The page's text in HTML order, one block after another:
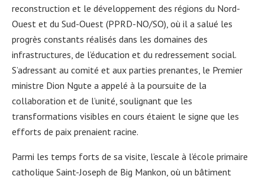
reconstruction et le développement des régions du Nord-
Ouest et du Sud-Ouest (PPRD-NO/SO), où il a salué les
progrès constants réalisés dans les domaines des
infrastructures, de l’éducation et du redressement social.
S’adressant au comité et aux parties prenantes, le Premier
ministre Dion Ngute a appelé à la poursuite de la
collaboration et de l’unité, soulignant que les
transformations visibles en cours étaient le signe que les
efforts de paix prenaient racine.
Parmi les temps forts de sa visite, l’escale à l’école primaire
catholique Saint-Joseph de Big Mankon, où un bâtiment